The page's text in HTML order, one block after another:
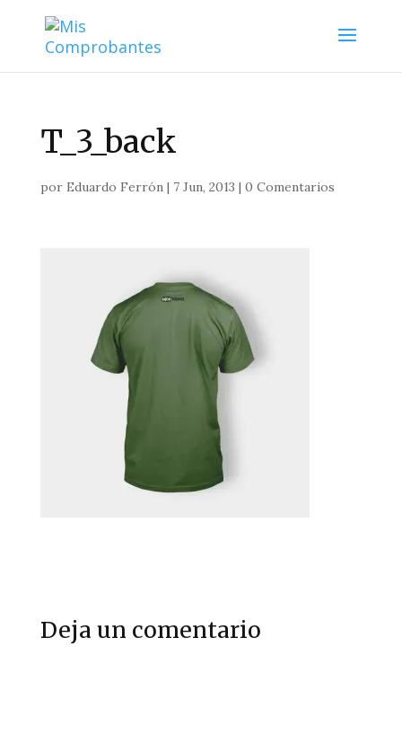
T_3_back
por Eduardo Ferrón| 7 Jun, 2013 | 0 Comentarios
Deja un comentario